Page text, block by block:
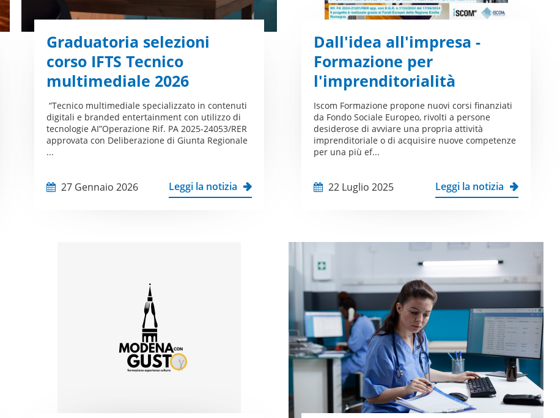
Graduatoria selezioni
corso IFTS Tecnico
multimediale 2026
“Tecnico multimediale specializzato in contenuti
digitali e branded entertainment con utilizzo di
tecnologie AI”Operazione Rif. PA 2025-24053/RER
approvata con Deliberazione di Giunta Regionale
...
27 Gennaio 2026 Leggi la notizia
Dall'idea all'impresa -
Formazione per
l'imprenditorialità
Iscom Formazione propone nuovi corsi finanziati
da Fondo Sociale Europeo, rivolti a persone
desiderose di avviare una propria attività
imprenditoriale o di acquisire nuove competenze
per una più ef...
22 Luglio 2025 Leggi la notizia